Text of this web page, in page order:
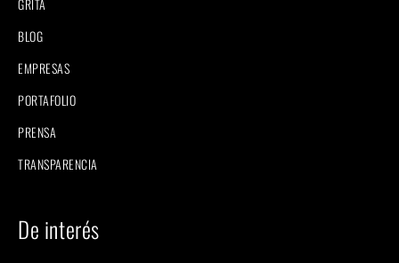
GRITA
BLOG
EMPRESAS
PORTAFOLIO
PRENSA
TRANSPARENCIA
De interés